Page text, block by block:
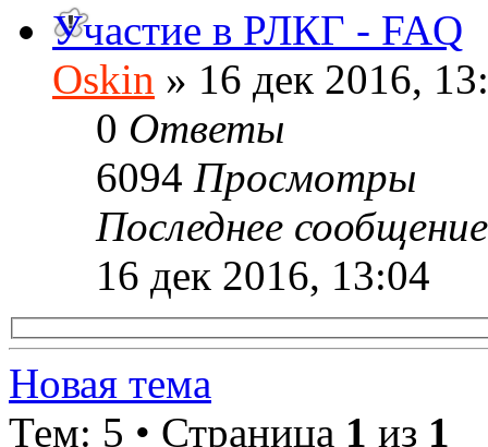
Участие в РЛКГ - FAQ
Oskin » 16 дек 2016,
0 Ответы
6094 Просмотры
Последнее
16 дек 2016, 13:04
Новая тема
Тем: 5 • Страница 1 из 1